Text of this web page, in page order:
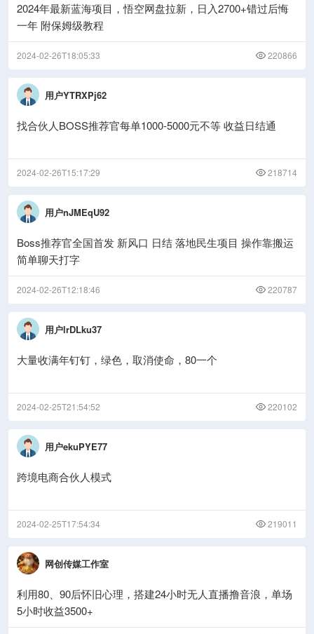
2024年最新蓝海项目，悟空网盘拉新，日入2700+错过后悔
一年 附保姆级教程
2024-02-26T18:05:33 220866
用户YTRXPj62
找合伙人BOSS推荐官每单1000-5000元不等 收益日结通
2024-02-26T15:17:29 218714
用户nJMEqU92
Boss推荐官全国首发 新风口 日结 落地民生项目 操作靠搬运
简单聊天打字
2024-02-26T12:18:46 220787
用户lrDLku37
大量收满年钉钉，绿色，取消使命，80一个
2024-02-25T21:54:52 220102
用户ekuPYE77
跨境电商合伙人模式
2024-02-25T17:54:34 219011
网创传媒工作室
利用80、90后怀旧心理，搭建24小时无人直播撸音浪，单场
5小时收益3500+